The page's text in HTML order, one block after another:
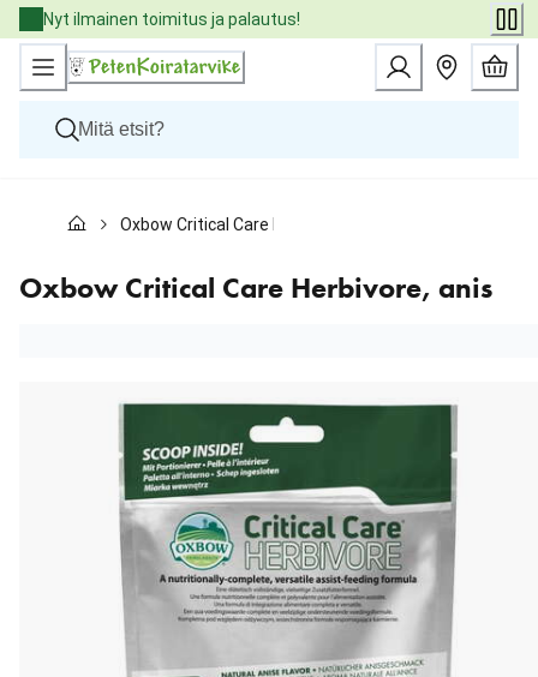
Skip
to
Content
Nyt ilmainen toimitus ja palautus!
Kissat
Eläinlääkäriruoat
Tuotemerkit
Oxbow Critical Care Herbivore, anis
Oxbow Critical Care Herbivore, anis